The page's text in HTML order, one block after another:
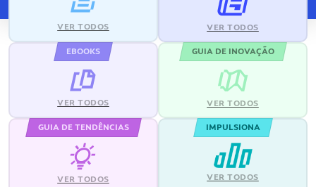
VER TODOS VER TODOS
EBOOKS
VER TODOS
GUIA DE INOVAÇÃO
VER TODOS
GUIA DE TENDÊNCIAS
VER TODOS
IMPULSIONA
VER TODOS